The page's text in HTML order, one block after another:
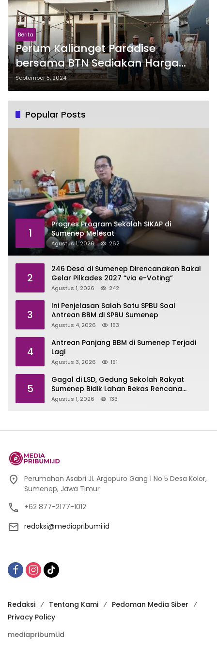
Berita
Perum Kalianget Paradise
bersama BTN Sediakan Harga
Rumah Bergaya Modern
September 5, 2024
Popular Posts
1
Progres Program Sekolah SIKAP di
Sumenep Melesat
Agustus 1, 2026 262
2
246 Desa di Sumenep Direncanakan Bakal
Gelar Pilkades 2027 “via e-Voting”
Agustus 1, 2026 242
3
Ini Penjelasan Salah Satu SPBU Soal
Antrean BBM di SPBU Sumenep
Agustus 4, 2026 153
4
Antrean Panjang BBM di Sumenep Terjadi
Lagi
Agustus 3, 2026 151
5
Gagal di LSD, Gedung Sekolah Rakyat
Sumenep Bidik Lahan Bekas Rencana
Sport Center
Agustus 1, 2026 133
Perumahan Asabri Jl. Argopuro Gang 1 No 5 Desa Kolor,
Sumenep, Jawa Timur
+62 877-2177-1012
redaksi@mediapribumi.id
Redaksi Tentang Kami
Pedoman Media Siber
Privacy Policy
mediapribumi.id